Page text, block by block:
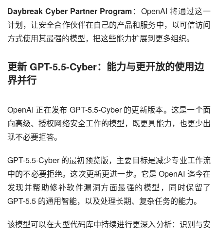
Daybreak Cyber Partner Program：OpenAI 将通过这一
计划，让安全合作伙伴在自己的产品和服务中，以可信访问
方式使用其最强的模型，把这些能力扩展到更多组织。
更新 GPT-5.5-Cyber：能力与更开放的使用边
界并行
OpenAI 正在发布 GPT-5.5-Cyber 的更新版本。这是一个面
向高级、授权网络安全工作的模型，既更具能力，也更少出
现不必要拒答。
GPT-5.5-Cyber 的最初预览版，主要目标是减少专业工作流
中的不必要拒绝。这次更新更进一步。它是 OpenAI 迄今在
发现并帮助修补软件漏洞方面最强的模型，同时保留了
GPT-5.5 的通用智能，以及处理长期、复杂任务的能力。
该模型可以在大型代码库中持续进行更深入分析：识别与安